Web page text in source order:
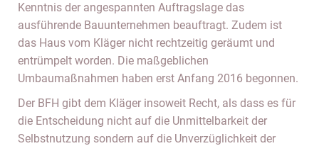
Kenntnis der angespannten Auftragslage das
ausführende Bauunternehmen beauftragt. Zudem ist
das Haus vom Kläger nicht rechtzeitig geräumt und
entrümpelt worden. Die maßgeblichen
Umbaumaßnahmen haben erst Anfang 2016 begonnen.
Der BFH gibt dem Kläger insoweit Recht, als dass es für
die Entscheidung nicht auf die Unmittelbarkeit der
Selbstnutzung sondern auf die Unverzüglichkeit der